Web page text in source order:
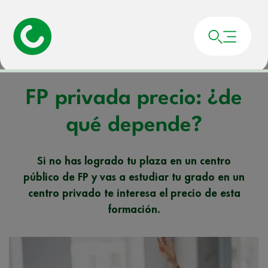
Portada»
FP privada precio: ¿de
qué depende?
Si no has logrado tu plaza en un centro
público de FP y vas a estudiar tu grado en un
centro privado te interesa el precio de esta
formación.